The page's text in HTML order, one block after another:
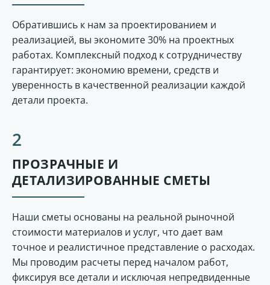
Обратившись к нам за проектированием и
реализацией, вы экономите 30% на проектных
работах. Комплексный подход к сотрудничеству
гарантирует: экономию времени, средств и
уверенность в качественной реализации каждой
детали проекта.
ПРОЗРАЧНЫЕ И
ДЕТАЛИЗИРОВАННЫЕ СМЕТЫ
Наши сметы основаны на реальной рыночной
стоимости материалов и услуг, что дает вам
точное и реалистичное представление о расходах.
Мы проводим расчеты перед началом работ,
фиксируя все детали и исключая непредвиденные